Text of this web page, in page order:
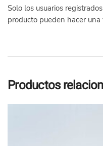
Solo los usuarios
producto pueden hacer una
Productos